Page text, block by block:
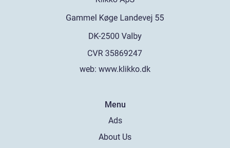
web: www.klikko.dk
Menu
Ads
About Us